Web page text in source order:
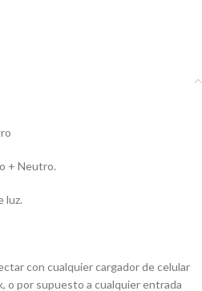
+ Neutro.
luz.
con cualquier cargador de celular
o por supuesto a cualquier entrada